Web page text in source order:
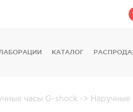
КАТАЛОГ
FOSSIL
часы G-shock -> Наручные